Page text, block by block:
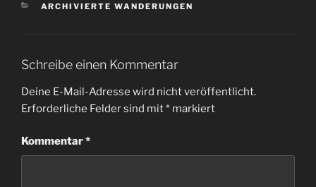
KATEGORIEN
ARCHIVIERTE WANDERUNGEN
Schreibe einen Kommentar
Deine E-Mail-Adresse wird nicht veröffentlicht.
Erforderliche Felder sind mit* markiert
Kommentar*